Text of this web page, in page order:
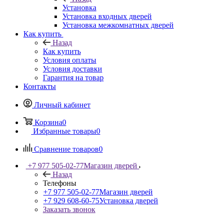
Установка
Установка входных дверей
Установка межкомнатных дверей
Как купить
Назад
Как купить
Условия оплаты
Условия доставки
Гарантия на товар
Контакты
Личный кабинет
Корзина0
Избранные товары0
Сравнение товаров0
+7 977 505-02-77Магазин дверей
Назад
Телефоны
+7 977 505-02-77Магазин дверей
+7 929 608-60-75Установка дверей
Заказать звонок